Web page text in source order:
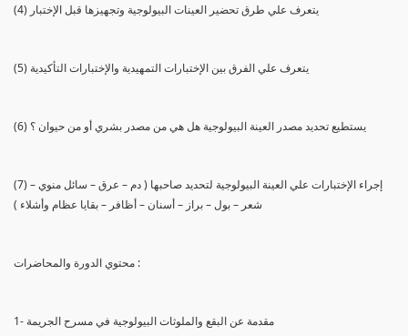
(4) يتعرف علي طرق تحضير العينات البيولوجية وتجهيزها قبل الإختبار
(5) يتعرف علي الفرق بين الإختبارات التمهيدية والإختبارات التأكيدية
(6) يستطيع تحديد مصدر العينة البيولوجية هل هي من مصدر بشري أو من حيوان ؟
(7) إجراء الإختبارات علي العينة البيولوجية لتحديد صاحبها ( دم – عرق – سائل منوي –
شعر – بول – براز – أسنان – أظافر – بقايا عظام وأشلاء )
محتوي الدورة والمحاضرات :
1- مقدمة عن البقع والملوثات البيولوجية في مسرح الجريمة